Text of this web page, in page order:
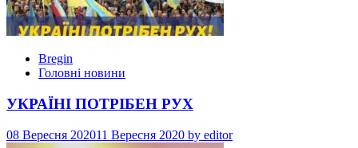
Bregin
Головні новини
УКРАЇНІ ПОТРІБЕН РУХ
08 Вересня 202011 Вересня 2020 by editor